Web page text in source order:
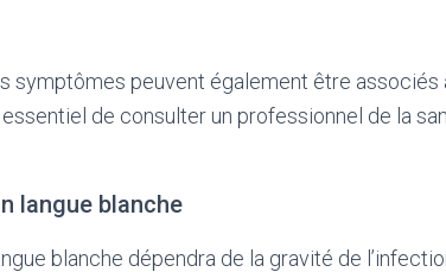
symptômes peuvent également être associés
de consulter un professionnel de la
langue blanche
blanche dépendra de la gravité de